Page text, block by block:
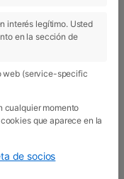
interés legítimo. Usted
en la sección de
web (service-specific
cualquier momento
que aparece en la
de socios